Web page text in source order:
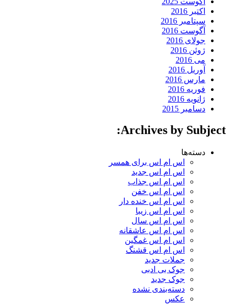
اکتبر 2016
سپتامبر 2016
آگوست 2016
جولای 2016
ژوئن 2016
می 2016
آوریل 2016
مارس 2016
فوریه 2016
ژانویه 2016
دسامبر 2015
Archives by Subject:
دسته‌ها
اس ام اس برای همسر
اس ام اس جدید
اس ام اس جذاب
اس ام اس خفن
اس ام اس خنده دار
اس ام اس زیبا
اس ام اس سال
اس ام اس عاشقانه
اس ام اس غمگین
اس ام اس قشنگ
جملات جدید
جوک بی ادبی
جوک جدید
دسته‌بندی نشده
عکس